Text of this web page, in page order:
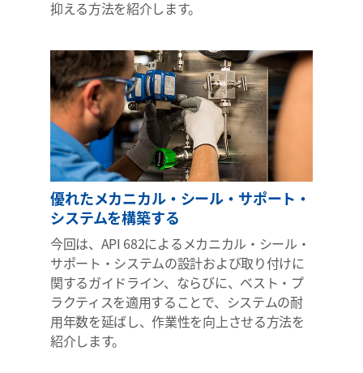
抑える方法を紹介します。
優れたメカニカル・シール・サポート・
システムを構築する
今回は、API 682によるメカニカル・シール・
サポート・システムの設計および取り付けに
関するガイドライン、ならびに、ベスト・プ
ラクティスを適用することで、システムの耐
用年数を延ばし、作業性を向上させる方法を
紹介します。